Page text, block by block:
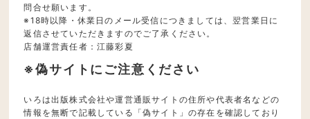
問合せ願います。
※18時以降・休業日のメール受信につきましては、翌営業日に
返信させていただきますのでご了承ください。
店舗運営責任者：江藤彩夏
※偽サイトにご注意ください
いろは出版株式会社や運営通販サイトの住所や代表者名などの
情報を無断で記載している「偽サイト」の存在を確認しており